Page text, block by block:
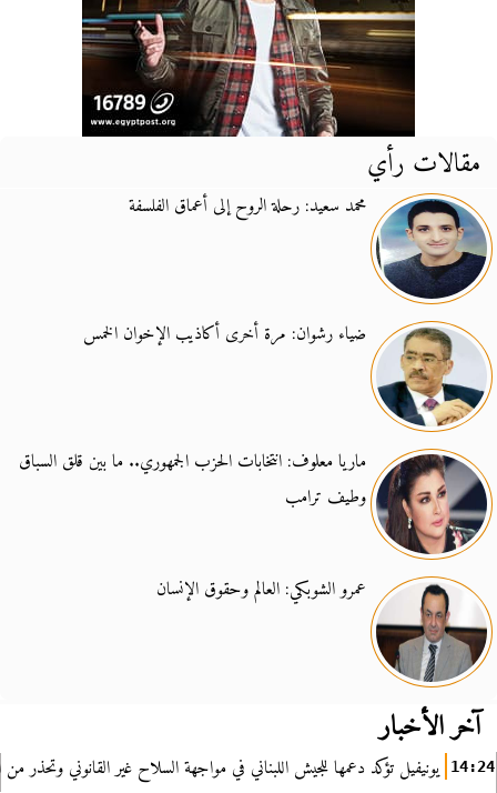
مقالات رأي
محمد سعيد: رحلة الروح إلى أعماق الفلسفة
ضياء رشوان: مرة أخرى أكاذيب الإخوان الخمس
ماريا معلوف: انتخابات الحزب الجمهوري.. ما بين قلق السباق
وطيف ترامب
عمرو الشوبكي: العالم وحقوق الإنسان
آخر الأخبار
14:24 يونيفيل تؤكد دعمها للجيش اللبناني في مواجهة السلاح غير القانوني وتحذر من